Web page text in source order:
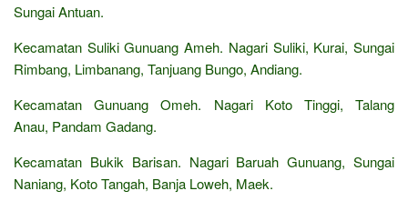
Sungai Antuan.
Kecamatan Suliki Gunuang Ameh. Nagari Suliki, Kurai, Sungai
Rimbang, Limbanang, Tanjuang Bungo, Andiang.
Kecamatan Gunuang Omeh. Nagari Koto Tinggi, Talang
Anau, Pandam Gadang.
Kecamatan Bukik Barisan. Nagari Baruah Gunuang, Sungai
Naniang, Koto Tangah, Banja Loweh, Maek.